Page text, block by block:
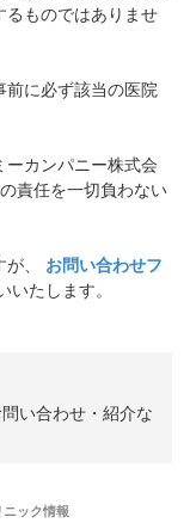
るものではありませ
に必ず該当の医院
ーカンパニー株式会
責任を一切負わない
、
お問い合わせフ
たします。
い合わせ・紹介な
ニック情報